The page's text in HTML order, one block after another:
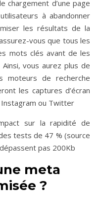
chargement d’une page
à abandonner
les résultats de la
vous que tous les
mots clés avant de les
vous aurez plus de
moteurs de recherche
les captures d’écran
Instagram ou Twitter
sur la rapidité de
tests de 47 % (source
pas 200Kb
meta
?